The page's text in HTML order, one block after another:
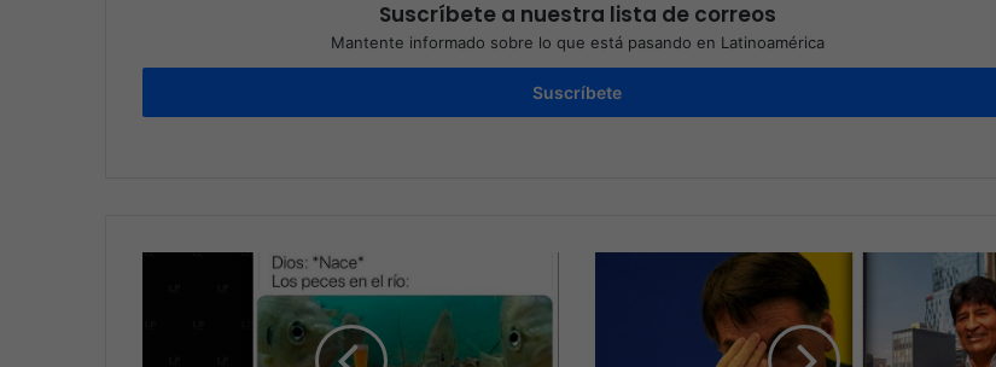
Suscríbete a nuestra lista de correos
Mantente informado sobre lo que está pasando en Latinoamérica
Suscríbete